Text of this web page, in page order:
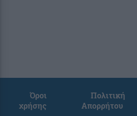
Όροι
χρήσης
Πολιτική
Απορρήτου